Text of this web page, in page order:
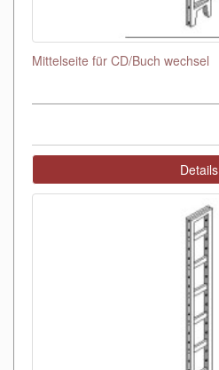
Mittelseite für CD/Buch wechsel
Details